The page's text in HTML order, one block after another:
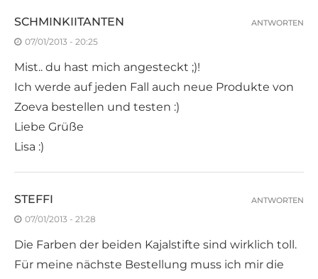
SCHMINKIITANTEN
07/01/2013 - 20:25
Mist.. du hast mich angesteckt ;)!
Ich werde auf jeden Fall auch neue Produkte von
Zoeva bestellen und testen :)
Liebe Grüße
Lisa :)
ANTWORTEN
STEFFI
07/01/2013 - 21:28
Die Farben der beiden Kajalstifte sind wirklich toll.
Für meine nächste Bestellung muss ich mir die
ANTWORTEN